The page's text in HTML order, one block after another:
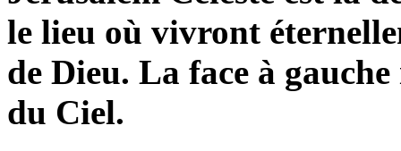
le lieu où vivront
de Dieu. La face à
du Ciel.